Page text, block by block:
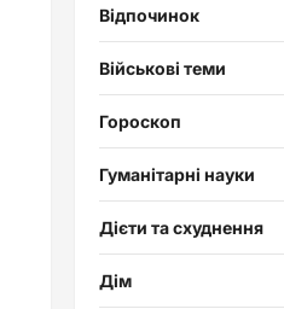
Відпочинок
Військові теми
Гороскоп
Гуманітарні науки
Дієти та схуднення
Дім